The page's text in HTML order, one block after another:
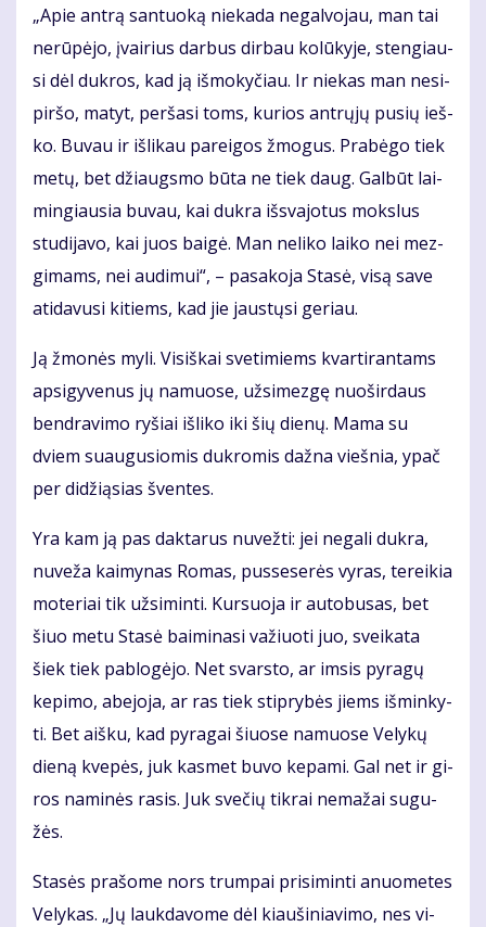
„Apie an­trą san­tuo­ką nie­ka­da ne­gal­vo­jau, man tai
ne­rū­pė­jo, įvai­rius dar­bus dir­bau ko­lū­ky­je, sten­giau­
si dėl duk­ros, kad ją iš­mo­ky­čiau. Ir nie­kas man ne­si­
pir­šo, ma­tyt, per­ša­si toms, ku­rios ant­rų­jų pu­sių ieš­
ko. Bu­vau ir iš­li­kau pa­rei­gos žmo­gus. Pra­bė­go tiek
me­tų, bet džiaugs­mo bū­ta ne tiek daug. Gal­būt lai­
min­giau­sia bu­vau, kai duk­ra iš­sva­jo­tus moks­lus
stu­di­ja­vo, kai juos bai­gė. Man ne­li­ko lai­ko nei mez­
gi­mams, nei au­di­mui“, – pa­sa­ko­ja Sta­sė, vi­są sa­ve
ati­da­vu­si ki­tiems, kad jie jaus­tų­si ge­riau.
Ją žmo­nės my­li. Vi­siš­kai sve­ti­miems kvar­ti­ran­tams
ap­si­gy­ve­nus jų na­muo­se, už­si­mez­gę nuo­šir­daus
ben­dra­vi­mo ry­šiai iš­li­ko iki šių die­nų. Ma­ma su
dviem su­au­gu­sio­mis duk­ro­mis daž­na vieš­nia, ypač
per di­dži­ą­sias šven­tes.
Yra kam ją pas dak­ta­rus nu­vež­ti: jei ne­ga­li duk­ra,
nu­ve­ža kai­my­nas Ro­mas, pus­se­se­rės vy­ras, te­rei­kia
mo­te­riai tik už­si­min­ti. Kur­suo­ja ir au­to­bu­sas, bet
šiuo me­tu Sta­sė bai­mi­na­si va­žiuo­ti juo, svei­ka­ta
šiek tiek pa­blo­gė­jo. Net svars­to, ar im­sis py­ra­gų
ke­pi­mo, abe­jo­ja, ar ras tiek stip­ry­bės jiems iš­min­ky­
ti. Bet aiš­ku, kad py­ra­gai šiuo­se na­muo­se Ve­ly­kų
die­ną kve­pės, juk kas­met bu­vo ke­pa­mi. Gal net ir gi­
ros na­mi­nės ra­sis. Juk sve­čių tik­rai ne­ma­žai su­gu­
žės.
Sta­sės pra­šo­me nors trum­pai pri­si­min­ti anuo­me­tes
Ve­ly­kas. „Jų lauk­da­vo­me dėl kiau­ši­nia­vi­mo, nes vi­